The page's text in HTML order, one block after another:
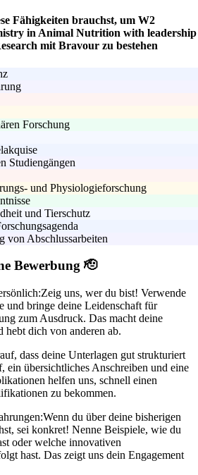
Fähigkeiten brauchst, um W2
in Animal Nutrition with leadership
mit Bravour zu bestehen
Forschung
Studiengängen
und Physiologieforschung
und Tierschutz
von Abschlussarbeiten
Bewerbung 🫡
Zeig uns, wer du bist! Verwende
und bringe deine Leidenschaft für
zum Ausdruck. Das macht deine
dich von anderen ab.
dass deine Unterlagen gut strukturiert
ein übersichtliches Anschreiben und eine
helfen uns, schnell einen
zu bekommen.
Wenn du über deine bisherigen
sei konkret! Nenne Beispiele, wie du
oder welche innovativen
hast. Das zeigt uns dein Engagement